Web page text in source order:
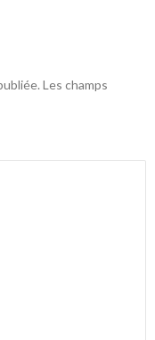
Les champs